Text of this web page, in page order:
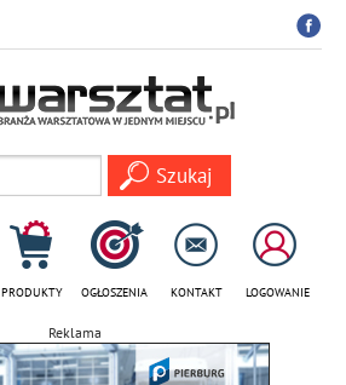
PRODUKTY OGŁOSZENIA KONTAKT LOGOWANIE
Reklama